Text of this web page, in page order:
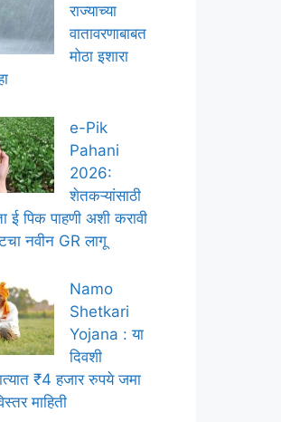
राज्याच्या
वातावरणाबाबत
मोठा इशारा
e-Pik
Pahani
2026:
शेतकऱ्यांसाठी
ई पिक पाहणी अशी करावी
नवीन GR लागू
Namo
Shetkari
Yojana : या
दिवशी
₹4 हजार रुपये जमा
माहिती